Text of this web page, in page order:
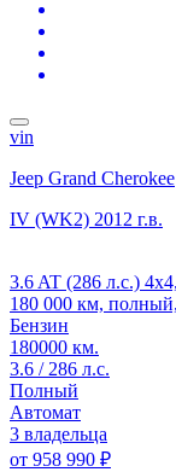
vin
Jeep Grand Cherokee
IV (WK2) 2012 г.в.
3.6 AT (286 л.с.)
180 000 км,
Бензин
180000 км.
3.6 / 286 л.с.
Полный
Автомат
3 владельца
от 958 990 ₽